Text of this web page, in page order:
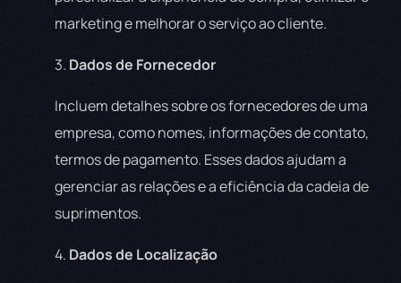
marketing e melhorar o serviço ao cliente.
3. Dados de Fornecedor
Incluem detalhes sobre os fornecedores de uma
empresa, como nomes, informações de contato,
termos de pagamento. Esses dados ajudam a
gerenciar as relações e a eficiência da cadeia de
suprimentos.
4. Dados de Localização